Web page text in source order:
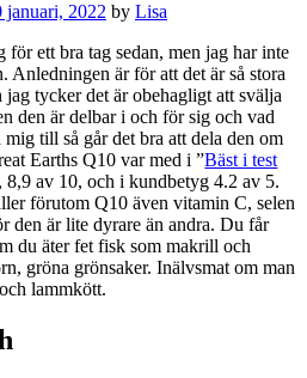
januari, 2022 by Lisa
för ett bra tag sedan, men jag har inte
Anledningen är för att det är så stora
jag tycker det är obehagligt att svälja
den är delbar i och för sig och vad
mig till så går det bra att dela den om
Earths Q10 var med i ”Bäst i test
av 10, och i kundbetyg 4.2 av 5.
förutom Q10 även vitamin C, selen
den är lite dyrare än andra. Du får
du äter fet fisk som makrill och
gröna grönsaker. Inälvsmat om man
lammkött.